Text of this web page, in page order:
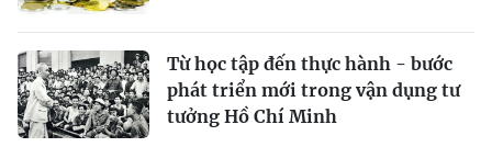
Từ học tập đến thực hành - bước
phát triển mới trong vận dụng tư
tưởng Hồ Chí Minh